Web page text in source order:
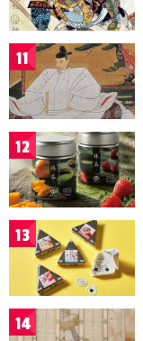
11
12
13
14